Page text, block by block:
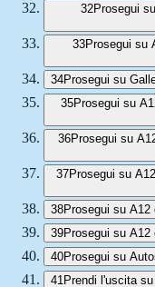
32Prosegui
33Prosegui su
34Prosegui su
35Prosegui su
36Prosegui su
37Prosegui su
38Prosegui su A12
39Prosegui su A12
40Prosegui su
41 Prendi l'uscita